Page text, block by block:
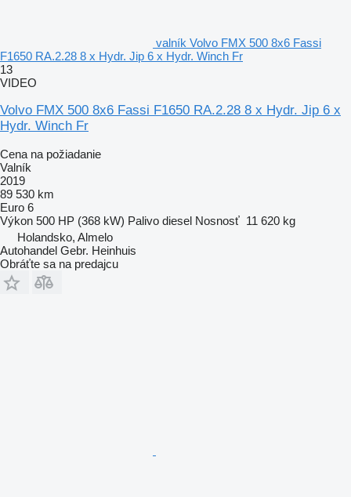
valník Volvo FMX 500 8x6 Fassi
F1650 RA.2.28 8 x Hydr. Jip 6 x Hydr. Winch Fr
13
VIDEO
Volvo FMX 500 8x6 Fassi F1650 RA.2.28 8 x Hydr. Jip 6 x
Hydr. Winch Fr
Cena na požiadanie
Valník
2019
89 530 km
Euro 6
Výkon 500 HP (368 kW) Palivo diesel Nosnosť 11 620 kg
Holandsko, Almelo
Autohandel Gebr. Heinhuis
Obráťte sa na predajcu